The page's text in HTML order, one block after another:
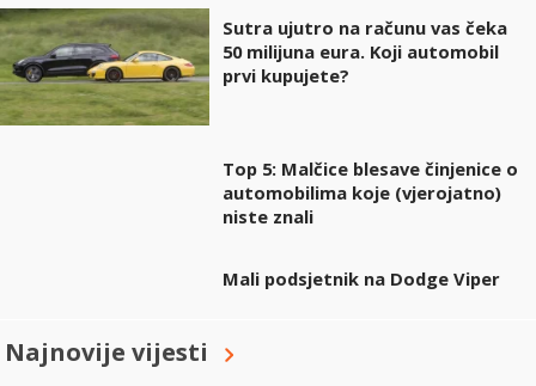
Sutra ujutro na računu vas čeka
50 milijuna eura. Koji automobil
prvi kupujete?
Top 5: Malčice blesave činjenice o
automobilima koje (vjerojatno)
niste znali
Mali podsjetnik na Dodge Viper
Najnovije vijesti